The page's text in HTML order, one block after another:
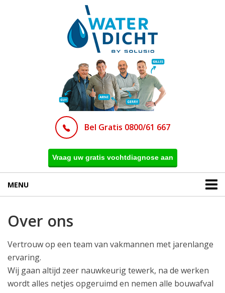
Bel Gratis 0800/61 667
Vraag uw gratis vochtdiagnose aan
MENU
Over ons
Vertrouw op een team van vakmannen met jarenlange
ervaring.
Wij gaan altijd zeer nauwkeurig tewerk, na de werken
wordt alles netjes opgeruimd en nemen alle bouwafval